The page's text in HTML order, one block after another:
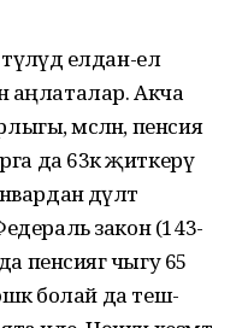
елдан-ел
аңлаталар. Акча
мәсәлән, пенсия
да 63кә җиткерү
дәүләт
закон (143-
пенсиягә чыгу 65
болай да теш-